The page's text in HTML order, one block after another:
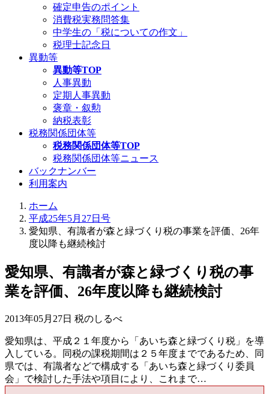
確定申告のポイント
消費税実務問答集
中学生の「税についての作文」
税理士記念日
異動等
異動等TOP
人事異動
定期人事異動
褒章・叙勲
納税表彰
税務関係団体等
税務関係団体等TOP
税務関係団体等ニュース
バックナンバー
利用案内
ホーム
平成25年5月27日号
愛知県、有識者が森と緑づくり税の事業を評価、26年
度以降も継続検討
愛知県、有識者が森と緑づくり税の事
業を評価、26年度以降も継続検討
2013年05月27日 税のしるべ
愛知県は、平成２１年度から「あいち森と緑づくり税」を導
入している。同税の課税期間は２５年度までであるため、同
県では、有識者などで構成する「あいち森と緑づくり委員
会」で検討した手法や項目により、これまで…